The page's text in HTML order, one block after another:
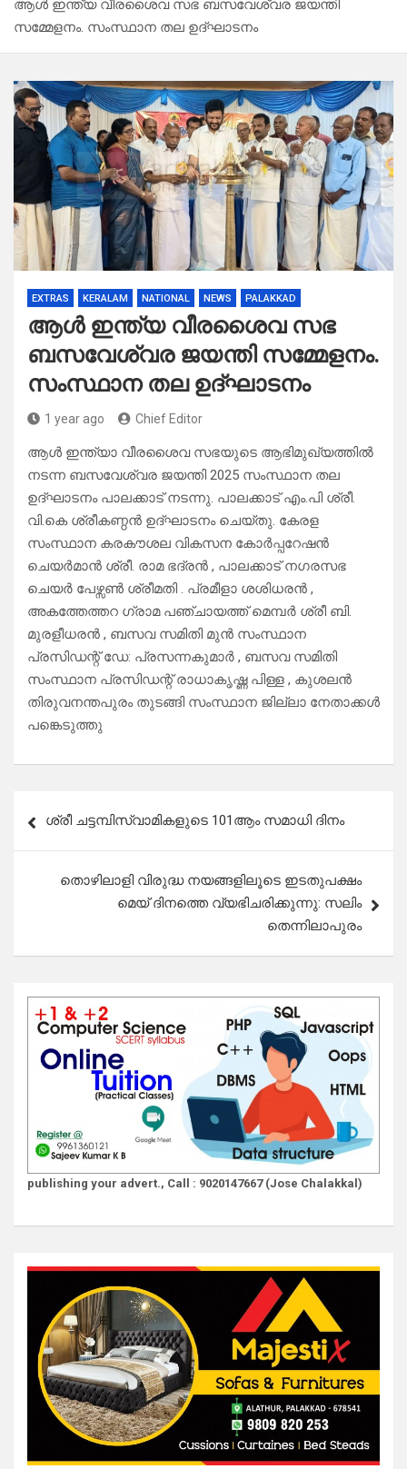
ആൾ ഇന്ത്യ വീരശൈവ സഭ ബസവേശ്വര ജയന്തി
സമ്മേളനം. സംസ്ഥാന തല ഉദ്ഘാടനം
EXTRAS KERALAM NATIONAL NEWS PALAKKAD
ആൾ ഇന്ത്യ വീരശൈവ സഭ
ബസവേശ്വര ജയന്തി സമ്മേളനം.
സംസ്ഥാന തല ഉദ്ഘാടനം
1 year ago Chief Editor
ആൾ ഇന്ത്യാ വീരശൈവ സഭയുടെ ആഭിമുഖ്യത്തിൽ
നടന്ന ബസവേശ്വര ജയന്തി 2025 സംസ്ഥാന തല
ഉദ്ഘാടനം പാലക്കാട് നടന്നു. പാലക്കാട് എം.പി ശ്രീ.
വി.കെ ശ്രീകണ്ഠൻ ഉദ്ഘാടനം ചെയ്തു. കേരള
സംസ്ഥാന കരകൗശല വികസന കോർപ്പറേഷൻ
ചെയർമാൻ ശ്രീ. രാമ ഭദ്രൻ , പാലക്കാട് നഗരസഭ
ചെയർ പേഴ്സൺ ശ്രീമതി . പ്രമീളാ ശശിധരൻ ,
അകത്തേത്തറ ഗ്രാമ പഞ്ചായത്ത് മെമ്പർ ശ്രീ ബി.
മുരളീധരൻ , ബസവ സമിതി മുൻ സംസ്ഥാന
പ്രസിഡന്റ് ഡേ: പ്രസന്നകുമാർ , ബസവ സമിതി
സംസ്ഥാന പ്രസിഡന്റ് രാധാകൃഷ്ണ പിള്ള , കുശലൻ
തിരുവനന്തപുരം തുടങ്ങി സംസ്ഥാന ജില്ലാ നേതാക്കൾ
പങ്കെടുത്തു
navigation
ശ്രീ ചട്ടമ്പിസ്വാമികളുടെ 101ആം സമാധി ദിനം
തൊഴിലാളി വിരുദ്ധ നയങ്ങളിലൂടെ ഇടതുപക്ഷം
മെയ് ദിനത്തെ വ്യഭിചരിക്കുന്നു: സലിം
തെന്നിലാപുരം
publishing your advert., Call : 9020147667 (Jose Chalakkal)